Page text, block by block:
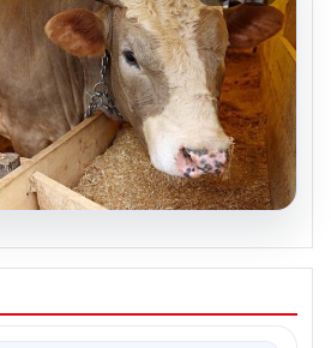
il il sorgulama ekranı
ve küçükbaş canlı kilo